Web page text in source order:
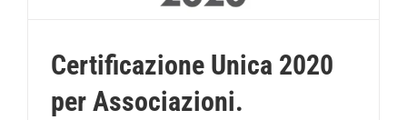
Certificazione Unica 2020
per Associazioni.